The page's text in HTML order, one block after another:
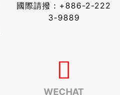
國際請撥： +886-2-222
3-9889
WECHAT